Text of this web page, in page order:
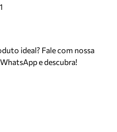
ideal? Fale com nossa
e descubra!